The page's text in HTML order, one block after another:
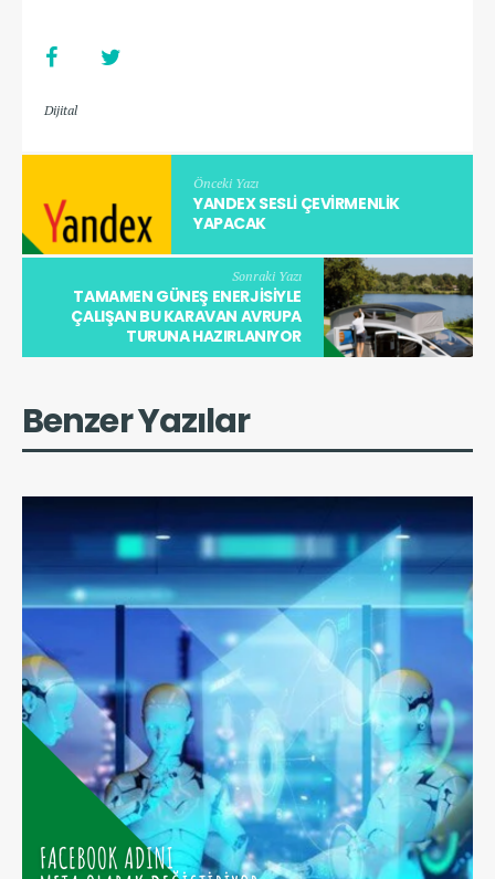
Dijital
Önceki Yazı
YANDEX SESLI ÇEVIRMENLIK
YAPACAK
Sonraki Yazı
TAMAMEN GÜNEŞ ENERJISIYLE
ÇALIŞAN BU KARAVAN AVRUPA
TURUNA HAZIRLANIYOR
Benzer Yazılar